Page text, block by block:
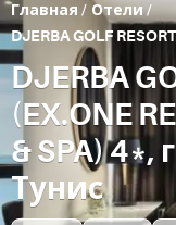
Главная / Отели/
DJERBA
(EX.ONE
& SPA) 4*,
Тунис